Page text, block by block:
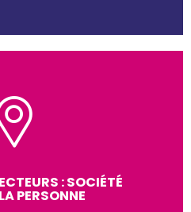
: SOCIÉTÉ
PERSONNE